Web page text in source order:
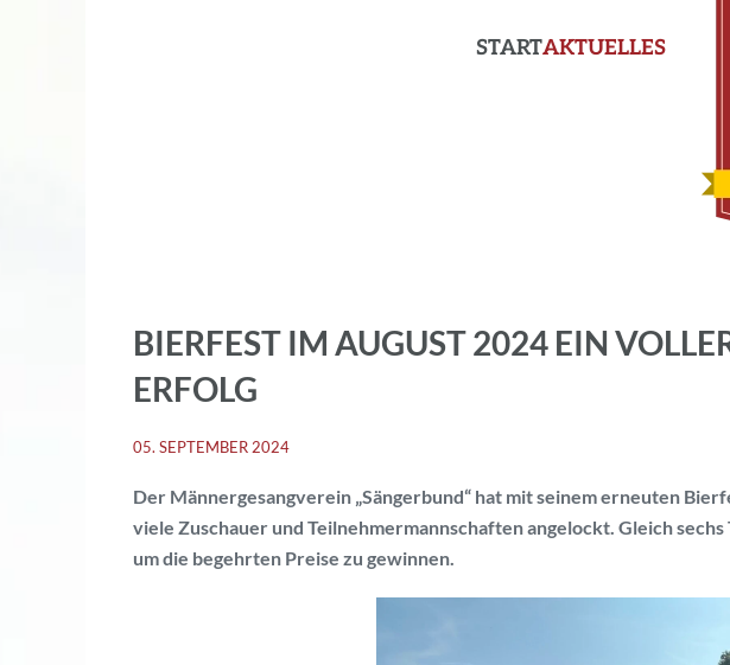
STARTAKTUELLES
BIERFEST IM AUGUST 2024 EIN
ERFOLG
05. SEPTEMBER 2024
Der Männergesangverein „Sängerbund“ hat mit seinem erneuten
viele Zuschauer und Teilnehmermannschaften angelockt. Gleich
um die begehrten Preise zu gewinnen.